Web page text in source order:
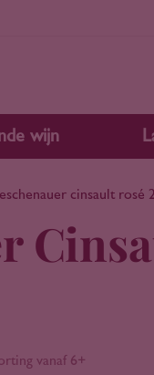
wijn
cinsault rosé
vanaf 6+